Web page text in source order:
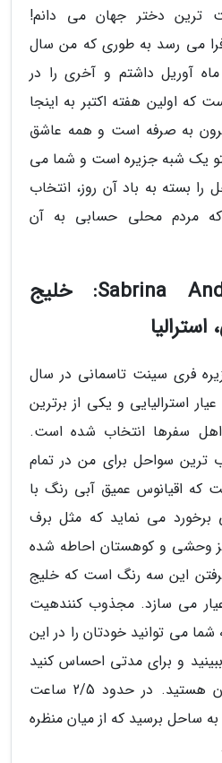
ترین دختر جهان می دانم!
فرا می رسد به طوری که من سال
آوریل داشتم و آخری را در
که اولین هفته اکتبر به اینجا
مقرون به صرفه است و همه عاشق
یک شبه جزیره است و شما می
بسته به باد آن روز، انتخاب
مردم محلی حسابی به آن
10) Sabrina Andrea Sachs: خلیج
فری سینت تاسمانی در سال
عیار استرالیایی و یکی از برترین
سفرها انتخاب شده است.
ترین سواحل برای من در تمام
که اقیانوس عمیق آبی رنگ با
می نماید که مثل برف
وحشی و کوهستان احاطه شده
این سه رنگ است که خلیج
می سازد. مجذوب کنندهیت
می توانید خودتان را در این
تنها ببینید و برای مدتی احساس کنید
که رابینسون کروزوئه مدرن هستید. در حدود 2/5 ساعت
ساحل برسید که از میان منظره